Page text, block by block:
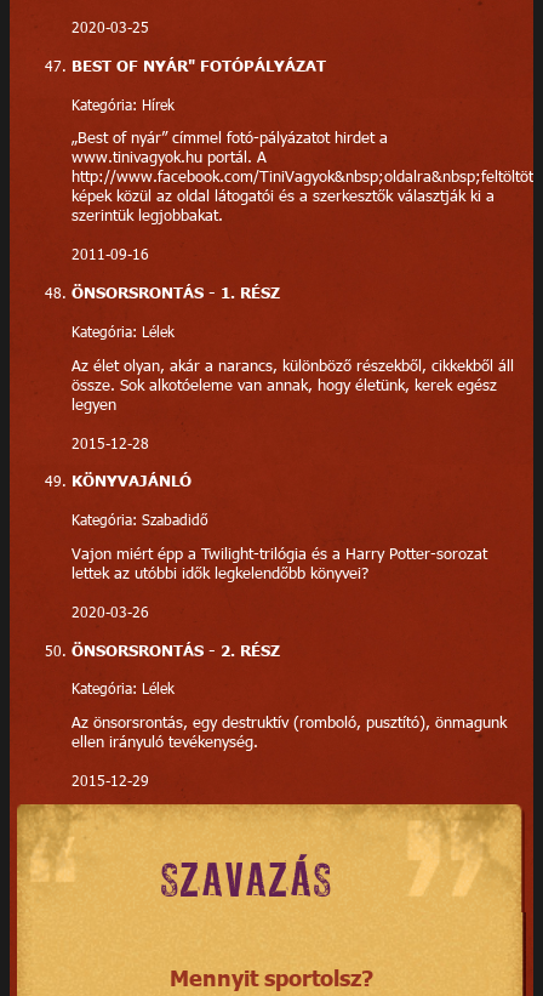
2020-03-25
BEST OF NYÁR" FOTÓPÁLYÁZAT
Kategória: Hírek
„Best of nyár” címmel fotó-pályázatot hirdet a
www.tinivagyok.hu portál. A
http://www.facebook.com/TiniVagyok&nbsp;oldalra&nbsp;feltöltött
képek közül az oldal látogatói és a szerkesztők választják ki a
szerintük legjobbakat.
2011-09-16
ÖNSORSRONTÁS - 1. RÉSZ
Kategória: Lélek
Az élet olyan, akár a narancs, különböző részekből, cikkekből áll
össze. Sok alkotóeleme van annak, hogy életünk, kerek egész
legyen
2015-12-28
KÖNYVAJÁNLÓ
Kategória: Szabadidő
Vajon miért épp a Twilight-trilógia és a Harry Potter-sorozat
lettek az utóbbi idők legkelendőbb könyvei?
2020-03-26
ÖNSORSRONTÁS - 2. RÉSZ
Kategória: Lélek
Az önsorsrontás, egy destruktív (romboló, pusztító), önmagunk
ellen irányuló tevékenység.
2015-12-29
SZAVAZÁS
Mennyit sportolsz?